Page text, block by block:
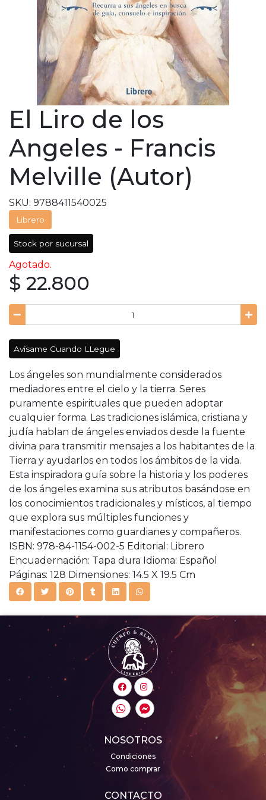
El Liro de los
Angeles - Francis
Melville (Autor)
SKU: 9788411540025
Librero
Stock por sucursal
Agotado.
$ 22.800
Avísame Cuando LLegue
Los ángeles son mundialmente considerados
mediadores entre el cielo y la tierra. Seres
puramente espirituales que pueden adoptar
cualquier forma. Las tradiciones islámica, cristiana y
judía hablan de ángeles enviados desde la fuente
divina para transmitir mensajes a los habitantes de la
Tierra y ayudarlos en todos los ámbitos de la vida.
Esta inspiradora guía sobre la historia y los poderes
de los ángeles examina sus atributos basándose en
los conocimientos tradicionales y místicos, al tiempo
que explora sus múltiples funciones y
manifestaciones como guardianes y compañeros.
ISBN: 978-84-1154-002-5 Editorial: Librero
Encuadernación: Tapa dura Idioma: Español
Páginas: 128 Dimensiones: 14.5 X 19.5 Cm
NOSOTROS
Condiciones
Como comprar
CONTACTO